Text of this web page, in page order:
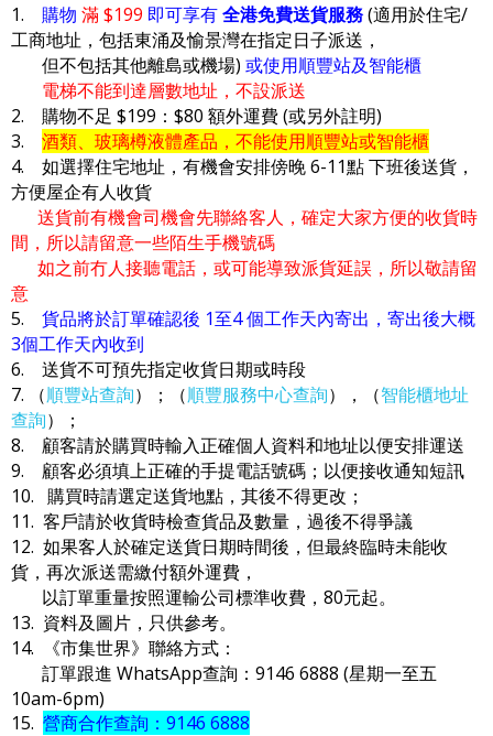
1. 購物 滿 $199 即可享有全港免費送貨服務(適用於住宅/
工商地址，包括東涌及愉景灣在指定日子派送，
但不包括其他離島或機場) 或使用順豐站及智能櫃
電梯不能到達層數地址，不設派送
2. 購物不足 $199：$80 額外運費 (或另外註明)
3. 酒類、玻璃樽液體產品，不能使用順豐站或智能櫃
4. 如選擇住宅地址，有機會安排傍晚 6-11點 下班後送貨，
方便屋企有人收貨
送貨前有機會司機會先聯絡客人，確定大家方便的收貨時
間，所以請留意一些陌生手機號碼
如之前冇人接聽電話，或可能導致派貨延誤，所以敬請留
意
5. 貨品將於訂單確認後 1至4 個工作天內寄出，寄出後大概
3個工作天內收到
6. 送貨不可預先指定收貨日期或時段
7. （順豐站查詢）；（順豐服務中心查詢），（智能櫃地址
查詢）；
8. 顧客請於購買時輸入正確個人資料和地址以便安排運送
9. 顧客必須填上正確的手提電話號碼；以便接收通知短訊
10. 購買時請選定送貨地點，其後不得更改；
11. 客戶請於收貨時檢查貨品及數量，過後不得爭議
12. 如果客人於確定送貨日期時間後，但最終臨時未能收
貨，再次派送需繳付額外運費，
以訂單重量按照運輸公司標準收費，80元起。
13. 資料及圖片，只供參考。
14. 《市集世界》聯絡方式：
訂單跟進 WhatsApp查詢：9146 6888 (星期一至五
10am-6pm)
15. 營商合作查詢：9146 6888